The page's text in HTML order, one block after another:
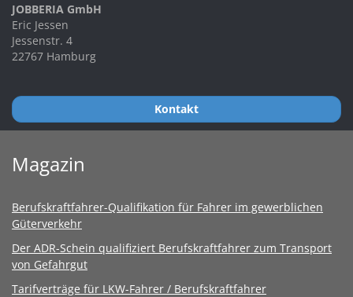
JOBBERIA GmbH
Eric Jessen
Jessenstr. 4
22767 Hamburg
Kontakt
Magazin
Berufskraftfahrer-Qualifikation für Fahrer im gewerblichen
Güterverkehr
Der ADR-Schein qualifiziert Berufskraftfahrer zum Transport
von Gefahrgut
Tarifverträge für LKW-Fahrer / Berufskraftfahrer